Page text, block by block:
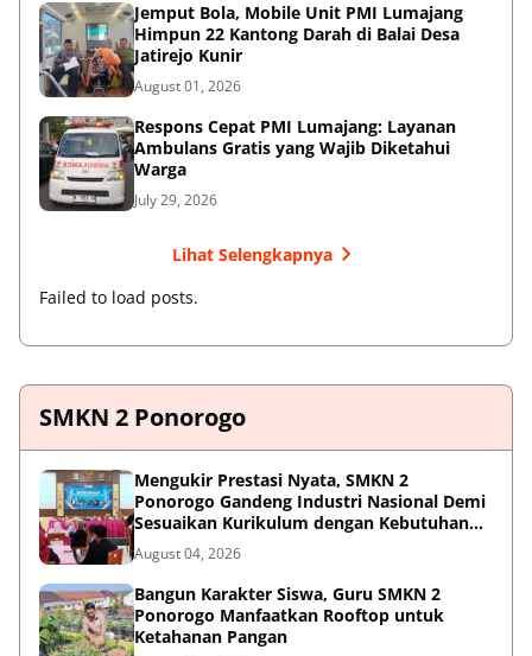
Jemput Bola, Mobile Unit PMI Lumajang
Himpun 22 Kantong Darah di Balai Desa
Jatirejo Kunir
August 01, 2026
Respons Cepat PMI Lumajang: Layanan
Ambulans Gratis yang Wajib Diketahui
Warga
July 29, 2026
Lihat Selengkapnya
Failed to load posts.
SMKN 2 Ponorogo
Mengukir Prestasi Nyata, SMKN 2
Ponorogo Gandeng Industri Nasional Demi
Sesuaikan Kurikulum dengan Kebutuhan
Dunia Kerja
August 04, 2026
Bangun Karakter Siswa, Guru SMKN 2
Ponorogo Manfaatkan Rooftop untuk
Ketahanan Pangan